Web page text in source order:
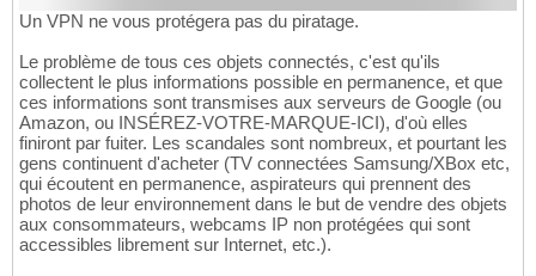
Un VPN ne vous protégera pas du piratage.
Le problème de tous ces objets connectés, c'est qu'ils
collectent le plus informations possible en permanence, et que
ces informations sont transmises aux serveurs de Google (ou
Amazon, ou INSÉREZ-VOTRE-MARQUE-ICI), d'où elles
finiront par fuiter. Les scandales sont nombreux, et pourtant les
gens continuent d'acheter (TV connectées Samsung/XBox etc,
qui écoutent en permanence, aspirateurs qui prennent des
photos de leur environnement dans le but de vendre des objets
aux consommateurs, webcams IP non protégées qui sont
accessibles librement sur Internet, etc.).